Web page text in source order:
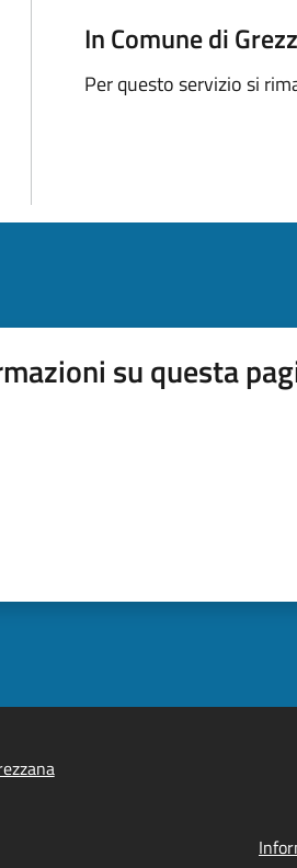
In Comune di
Per questo servizio si
su questa